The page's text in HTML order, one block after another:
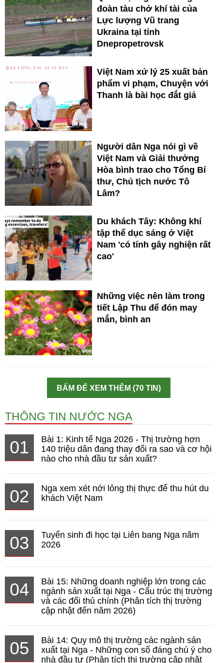
đoàn tàu chở khí tài của
Lực lượng Vũ trang
Ukraina tại tỉnh
Dnepropetrovsk
Việt Nam xử lý 25 xuất bản
phẩm vi phạm, Chuyện với
Thanh là bài học đắt giá
Người dân Nga nói gì về
Việt Nam và Giải thưởng
Hòa bình trao cho Tổng Bí
thư, Chủ tịch nước Tô
Lâm?
Du khách Tây: Không khí
tập thể dục sáng ở Việt
Nam 'có tính gây nghiện rất
cao'
Những việc nên làm trong
tiết Lập Thu để đón may
mắn, bình an
BẤM ĐỂ XEM THÊM (70 TIN)
THÔNG TIN NƯỚC NGA
01
Bài 1: Kinh tế Nga 2026 - Thị trường hơn
140 triệu dân đang thay đổi ra sao và cơ hội
nào cho nhà đầu tư sản xuất?
02
Nga xem xét nới lỏng thị thực để thu hút du
khách Việt Nam
03
Tuyển sinh đi học tại Liên bang Nga năm
2026
04
Bài 15: Những doanh nghiệp lớn trong các
ngành sản xuất tại Nga - Cấu trúc thị trường
và các đối thủ chính (Phân tích thị trường
cập nhật đến năm 2026)
05
Bài 14: Quy mô thị trường các ngành sản
xuất tại Nga - Những con số đáng chú ý cho
nhà đầu tư (Phân tích thị trường cập nhật